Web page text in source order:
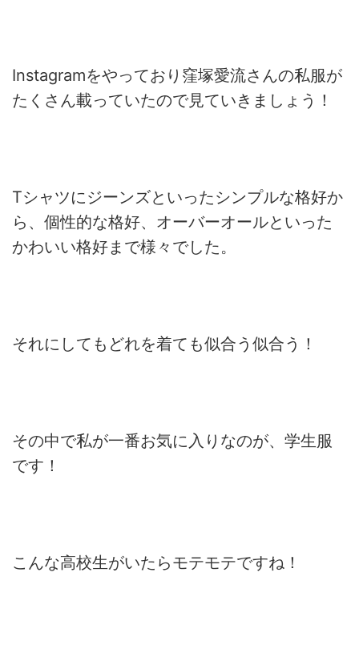
Instagramをやっており窪塚愛流さんの私服が
たくさん載っていたので見ていきましょう！
Tシャツにジーンズといったシンプルな格好か
ら、個性的な格好、オーバーオールといった
かわいい格好まで様々でした。
それにしてもどれを着ても似合う似合う！
その中で私が一番お気に入りなのが、学生服
です！
こんな高校生がいたらモテモテですね！